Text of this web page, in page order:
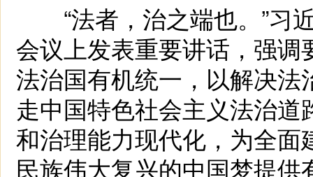
“法者，治之端也。”习
会议上发表重要讲话，强
法治国有机统一，以解决
走中国特色社会主义法治
和治理能力现代化，为全
民族伟大复兴的中国梦提供